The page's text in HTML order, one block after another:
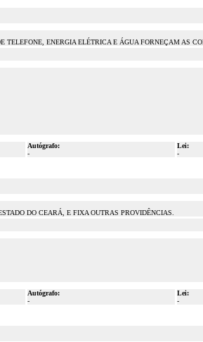
ENERGIA ELÉTRICA E ÁGUA FORNEÇAM AS
Autógrafo:
-
Lei:
-
DO CEARÁ, E FIXA OUTRAS PROVIDÊNCIAS.
Autógrafo:
-
Lei:
-